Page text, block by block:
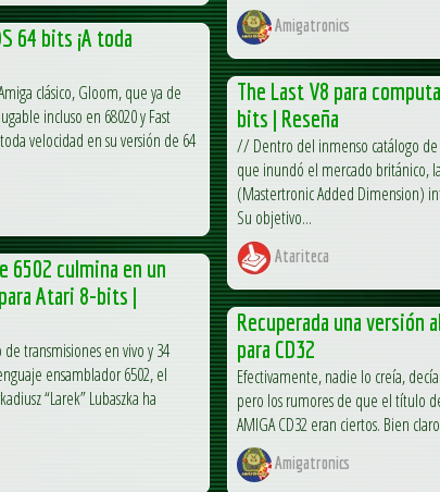
Amigatronics
64 bits ¡A toda
clásico, Gloom, que ya de
incluso en 68020 y Fast
velocidad en su versión de 64
The Last V8 para
bits | Reseña
// Dentro del inmenso catálogo de
que inundó el mercado británico,
(Mastertronic Added Dimension)
Su objetivo...
Atariteca
6502 culmina en un
Atari 8-bits |
transmisiones en vivo y 34
ensamblador 6502, el
“Larek” Lubaszka ha
Recuperada una versión
para CD32
Efectivamente, nadie lo creía,
pero los rumores de que el título
AMIGA CD32 eran ciertos. Bien
Amigatronics